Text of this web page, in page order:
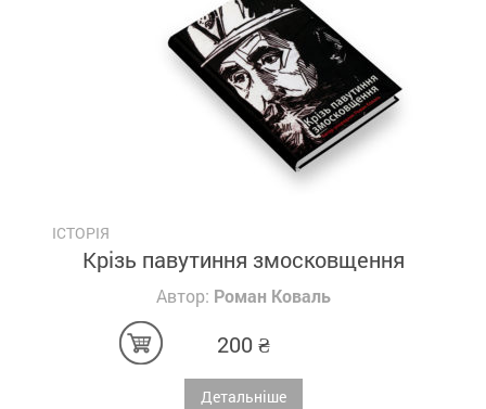
ІСТОРІЯ
Крізь павутиння змосковщення
Автор: Роман Коваль
200 ₴
Детальніше